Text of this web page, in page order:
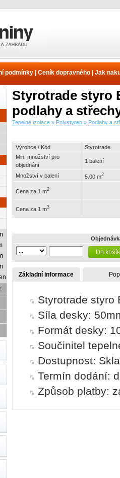
a
| podmínky| Ceník dopravného| Jak
Styrotrade styro
podlahy a
Tepelné izolace» Polystyren » Podlahy a
Výrobce / Kód
Styrotrade
Min. množství pro
objednání
1 balení
Množství v balení 5.00 m2
Cena za 1 m2
Cena za 1 m3
Základní informace
Styrotrade styro
Síla desky:
Formát desky:
Součinitel
Dostupnost:
Termín dodání:
Způsob platby: